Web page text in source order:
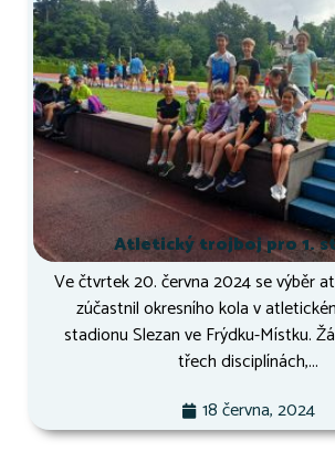
Atletický trojboj pro 1.
Ve čtvrtek 20. června 2024 se výběr
zúčastnil okresního kola v
stadionu Slezan ve Frýdku-Místku.
třech disciplínách,...
18 června, 2024